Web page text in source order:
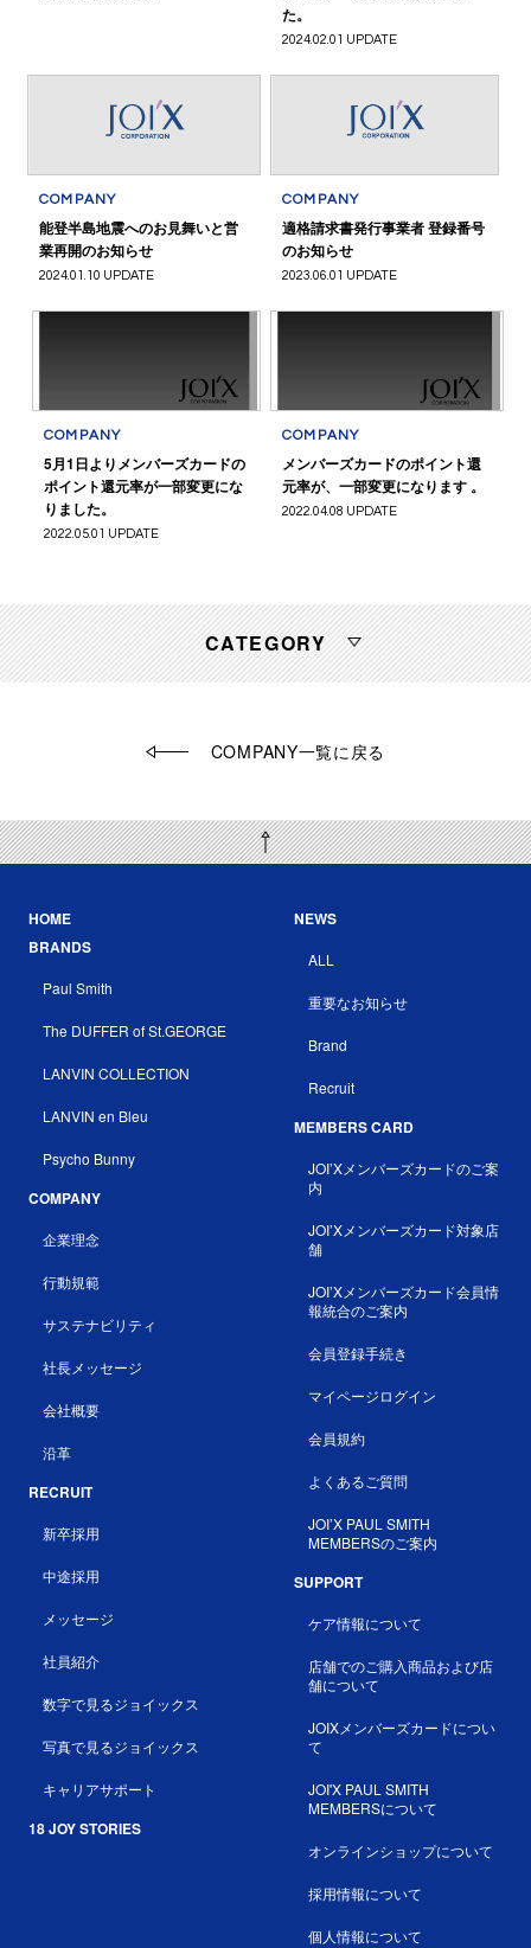
た。
2024.02.01 UPDATE
COMPANY
能登半島地震へのお見舞いと営
業再開のお知らせ
2024.01.10 UPDATE
COMPANY
適格請求書発行事業者 登録番号
のお知らせ
2023.06.01 UPDATE
COMPANY
5月1日よりメンバーズカードの
ポイント還元率が一部変更にな
りました。
2022.05.01 UPDATE
COMPANY
メンバーズカードのポイント還
元率が、一部変更になります 。
2022.04.08 UPDATE
CATEGORY
COMPANY一覧に戻る
HOME
BRANDS
Paul Smith
The DUFFER of St.GEORGE
LANVIN COLLECTION
LANVIN en Bleu
Psycho Bunny
COMPANY
企業理念
行動規範
サステナビリティ
社長メッセージ
会社概要
沿革
RECRUIT
新卒採用
中途採用
メッセージ
社員紹介
数字で見るジョイックス
写真で見るジョイックス
キャリアサポート
18 JOY STORIES
NEWS
ALL
重要なお知らせ
Brand
Recruit
MEMBERS CARD
JOI’Xメンバーズカードのご案
内
JOI’Xメンバーズカード対象店
舗
JOI’Xメンバーズカード会員情
報統合のご案内
会員登録手続き
マイページログイン
会員規約
よくあるご質問
JOI’X PAUL SMITH
MEMBERSのご案内
SUPPORT
ケア情報について
店舗でのご購入商品および店
舗について
JOIXメンバーズカードについ
て
JOI'X PAUL SMITH
MEMBERSについて
オンラインショップについて
採用情報について
個人情報について